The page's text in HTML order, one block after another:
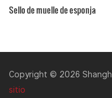
Copyright © 2026
sitio